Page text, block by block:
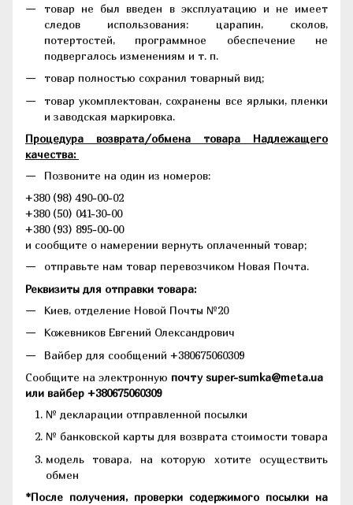
товар не был введен в эксплуатацию и не имеет
следов использования: царапин, сколов,
потертостей, программное обеспечение не
подвергалось изменениям и т. п.
товар полностью сохранил товарный вид;
товар укомплектован, сохранены все ярлыки, пленки
и заводская маркировка.
Процедура возврата/обмена товара Надлежащего
качества:
Позвоните на один из номеров:
+380 (98) 490-00-02
+380 (50) 041-30-00
+380 (93) 895-00-00
и сообщите о намерении вернуть оплаченный товар;
отправьте нам товар перевозчиком Новая Почта.
Реквизиты для отправки товара:
Киев, отделение Новой Почты №20
Кожевников Евгений Олександрович
Вайбер для сообщений +380675060309
Сообщите на электронную почту super-sumka@meta.ua
или вайбер +380675060309
№ декларации отправленной посылки
№ банковской карты для возврата стоимости товара
модель товара, на которую хотите осуществить
обмен
*После получения, проверки содержимого посылки на